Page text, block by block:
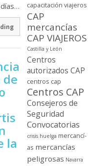
de
la
capacitación viajeros
CAP
mercancí­as
CAP VIAJEROS
Castilla y León
Centros
autorizados CAP
centros cap
Centros CAP
Consejeros de
Seguridad
Convocatorias
crisis huelga mercancí­
as mercancí­as
peligrosas Navarra